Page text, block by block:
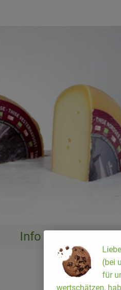
Info
(bei
für
wertschätzen,